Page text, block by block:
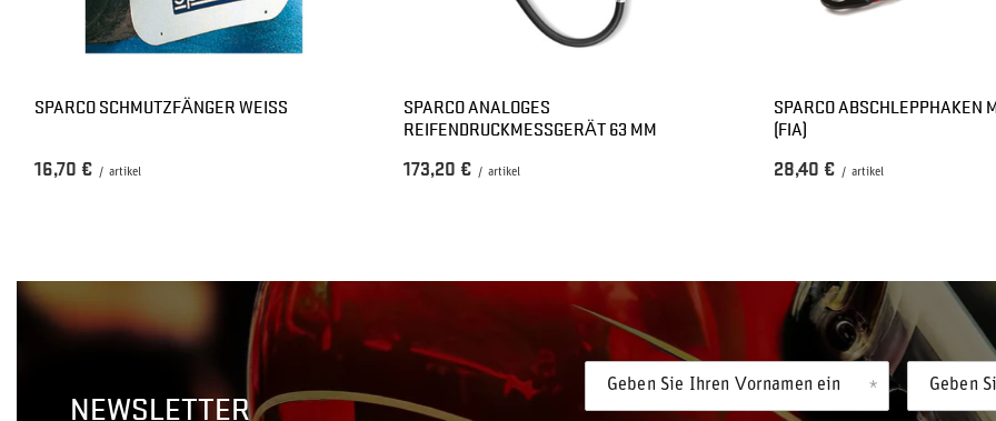
SPARCO SCHMUTZFÄNGER WEISS
16,70 € / artikel
SPARCO ANALOGES
REIFENDRUCKMESSGERÄT 63 MM
173,20 € / artikel
SPARCO ABSCHLEPPHAKEN
(FIA)
28,40 € / artikel
NEWSLETTER
Geben Sie Ihren Vornamen ein Geben